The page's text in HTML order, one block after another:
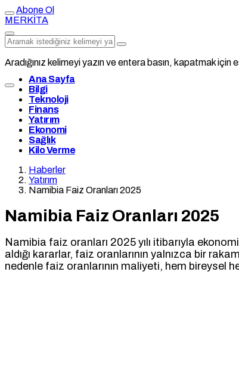
Abone Ol
MERKİTA
Aradığınız kelimeyi yazın ve entera basın, kapatmak için
Ana Sayfa
Bilgi
Teknoloji
Finans
Yatırım
Ekonomi
Sağlık
Kilo Verme
Haberler
Yatırım
Namibia Faiz Oranları 2025
Namibia Faiz Oranları 2025
Namibia faiz oranları 2025 yılı itibarıyla
aldığı kararlar, faiz oranlarının yalnızca bir
nedenle faiz oranlarının maliyeti, hem bireysel